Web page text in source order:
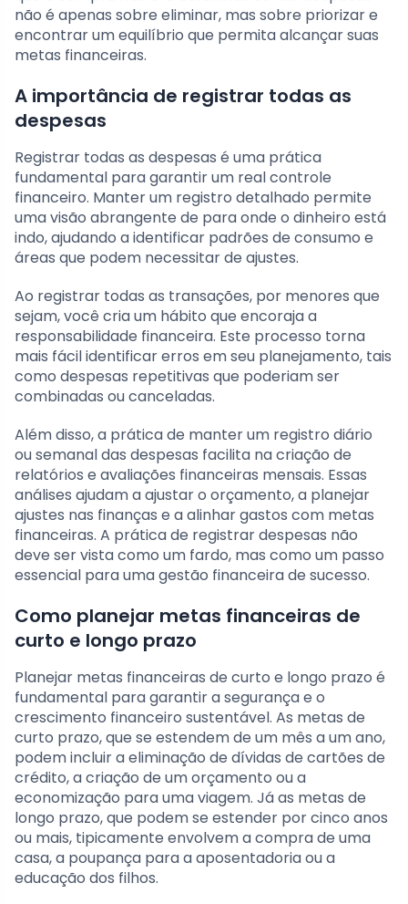
não é apenas sobre eliminar, mas sobre priorizar e
encontrar um equilíbrio que permita alcançar suas
metas financeiras.
A importância de registrar todas as
despesas
Registrar todas as despesas é uma prática
fundamental para garantir um real controle
financeiro. Manter um registro detalhado permite
uma visão abrangente de para onde o dinheiro está
indo, ajudando a identificar padrões de consumo e
áreas que podem necessitar de ajustes.
Ao registrar todas as transações, por menores que
sejam, você cria um hábito que encoraja a
responsabilidade financeira. Este processo torna
mais fácil identificar erros em seu planejamento, tais
como despesas repetitivas que poderiam ser
combinadas ou canceladas.
Além disso, a prática de manter um registro diário
ou semanal das despesas facilita na criação de
relatórios e avaliações financeiras mensais. Essas
análises ajudam a ajustar o orçamento, a planejar
ajustes nas finanças e a alinhar gastos com metas
financeiras. A prática de registrar despesas não
deve ser vista como um fardo, mas como um passo
essencial para uma gestão financeira de sucesso.
Como planejar metas financeiras de
curto e longo prazo
Planejar metas financeiras de curto e longo prazo é
fundamental para garantir a segurança e o
crescimento financeiro sustentável. As metas de
curto prazo, que se estendem de um mês a um ano,
podem incluir a eliminação de dívidas de cartões de
crédito, a criação de um orçamento ou a
economização para uma viagem. Já as metas de
longo prazo, que podem se estender por cinco anos
ou mais, tipicamente envolvem a compra de uma
casa, a poupança para a aposentadoria ou a
educação dos filhos.